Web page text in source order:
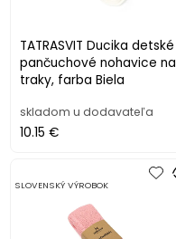
TATRASVIT Ducika detské
pančuchové nohavice na
traky, farba Biela
skladom u dodavateľa
10.15 €
SLOVENSKÝ VÝROBOK